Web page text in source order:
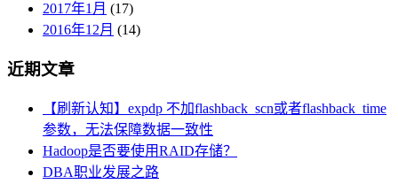
2017年1月 (17)
2016年12月 (14)
近期文章
【刷新认知】expdp 不加flashback_scn或者flashback_time
参数，无法保障数据一致性
Hadoop是否要使用RAID存储？
DBA职业发展之路